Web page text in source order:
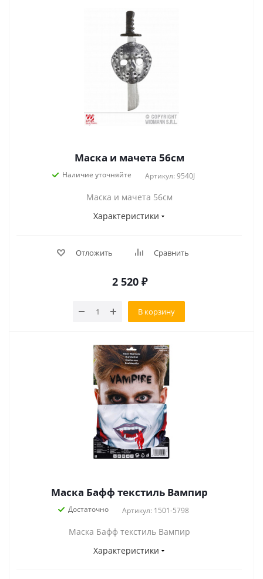
Маска и мачета 56см
Наличие уточняйте Артикул: 9540J
Маска и мачета 56см
Характеристики
Отложить Сравнить
2 520₽
В корзину
Маска Бафф текстиль Вампир
Достаточно Артикул: 1501-5798
Маска Бафф текстиль Вампир
Характеристики